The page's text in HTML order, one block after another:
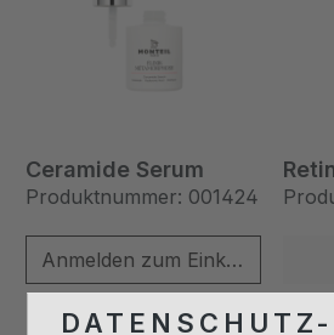
Ceramide Serum
Produktnummer: 001424
Anmelden zum Einkaufen
DATENSCHUTZ-